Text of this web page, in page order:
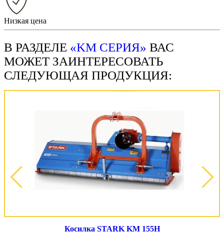
Низкая цена
В РАЗДЕЛЕ «KM СЕРИЯ» ВАС
МОЖЕТ ЗАИНТЕРЕСОВАТЬ
СЛЕДУЮЩАЯ ПРОДУКЦИЯ:
Косилка STARK KM 155H